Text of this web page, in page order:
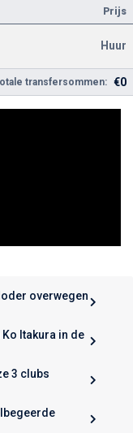
Prijs
Huur
transfersommen: €0
overwegen
Itakura in de
3 clubs